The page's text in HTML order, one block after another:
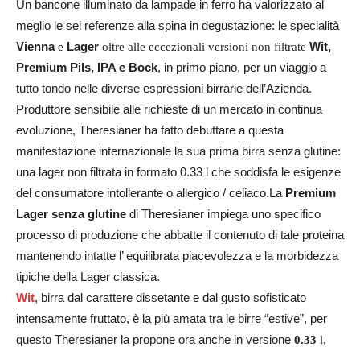
Un bancone illuminato da lampade in ferro ha valorizzato al
meglio le sei referenze alla spina in degustazione: le specialità
Viennae Lager oltre alle eccezionali versioni non filtrate Wit,
Premium Pils, IPA e Bock, in primo piano, per un viaggio a
tutto tondo nelle diverse espressioni birrarie dell’Azienda.
Produttore sensibile alle richieste di un mercato in continua
evoluzione, Theresianer ha fatto debuttare a questa
manifestazione internazionale la sua prima birra senza glutine:
una lager non filtrata in formato 0.33 l che soddisfa le esigenze
del consumatore intollerante o allergico / celiaco.La Premium
Lager senza glutine di Theresianer impiega uno specifico
processo di produzione che abbatte il contenuto di tale proteina
mantenendo intatte l’ equilibrata piacevolezza e la morbidezza
tipiche della Lager classica.
Wit, birra dal carattere dissetante e dal gusto sofisticato
intensamente fruttato, è la più amata tra le birre “estive”, per
questo Theresianer la propone ora anche in versione 0.33 l,